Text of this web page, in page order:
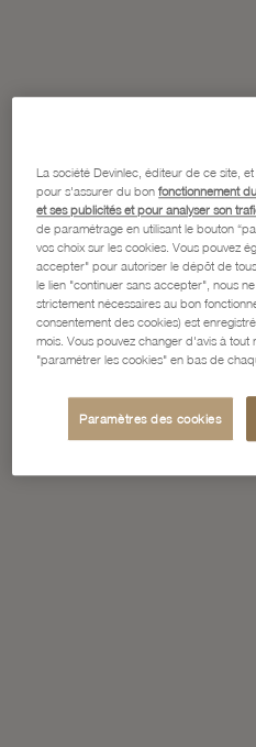
La société Devinlec, éditeur de ce site,
pour s'assurer du bonfonctionnement
et ses publicités et pour analyser son
de paramétrage en utilisant le bouton
vos choix sur les cookies. Vous pouvez
accepter" pour autoriser le dépôt de
le lien "continuer sans accepter", nous
strictement nécessaires au bon
consentement des cookies) est
mois. Vous pouvez changer d'avis à
"paramétrer les cookies" en bas de
Paramètres des cookies